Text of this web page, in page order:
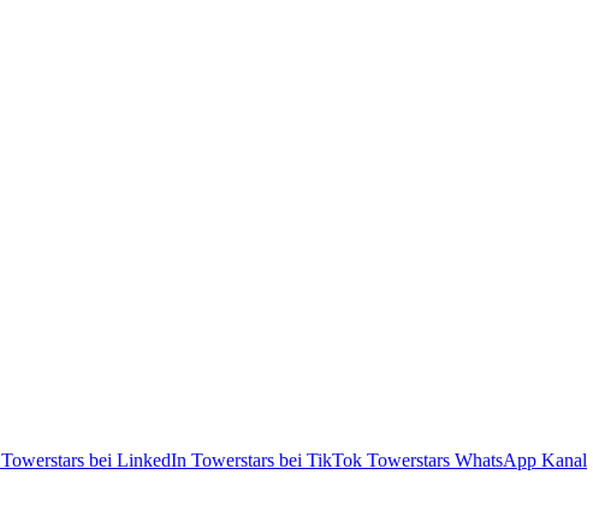
Towerstars bei LinkedIn Towerstars bei TikTok Towerstars WhatsApp Kanal